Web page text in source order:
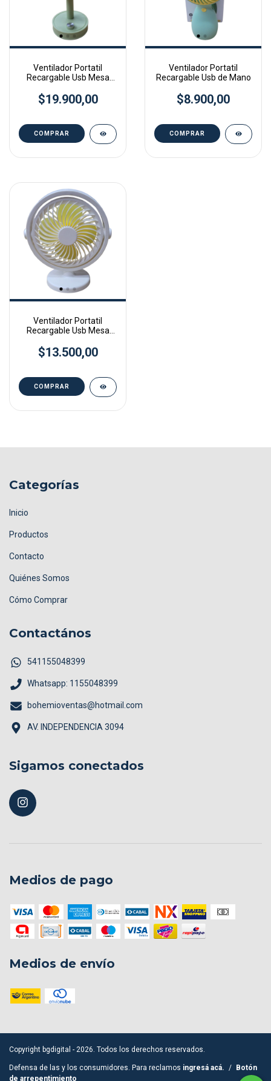
Ventilador Portatil
Recargable Usb Mesa
rotacion 90 grados
$19.900,00
Ventilador Portatil
Recargable Usb de Mano
$8.900,00
Ventilador Portatil
Recargable Usb Mesa
$13.500,00
Categorías
Inicio
Productos
Contacto
Quiénes Somos
Cómo Comprar
Contactános
541155048399
Whatsapp: 1155048399
bohemioventas@hotmail.com
AV. INDEPENDENCIA 3094
Sigamos conectados
Medios de pago
Medios de envío
Copyright bgdigital - 2026. Todos los derechos reservados.
Defensa de las y los consumidores. Para reclamos ingresá acá. / Botón
de arrepentimiento